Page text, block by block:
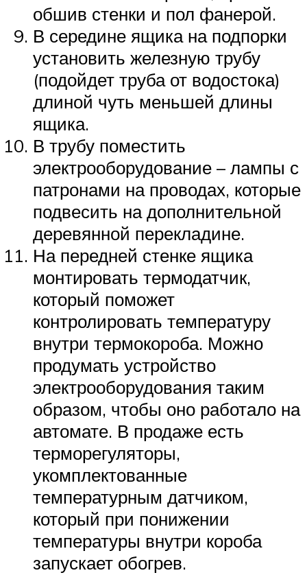
обшив стенки и пол фанерой.
В середине ящика на подпорки
установить железную трубу
(подойдет труба от водостока)
длиной чуть меньшей длины
ящика.
В трубу поместить
электрооборудование – лампы с
патронами на проводах, которые
подвесить на дополнительной
деревянной перекладине.
На передней стенке ящика
монтировать термодатчик,
который поможет
контролировать температуру
внутри термокороба. Можно
продумать устройство
электрооборудования таким
образом, чтобы оно работало на
автомате. В продаже есть
терморегуляторы,
укомплектованные
температурным датчиком,
который при понижении
температуры внутри короба
запускает обогрев.